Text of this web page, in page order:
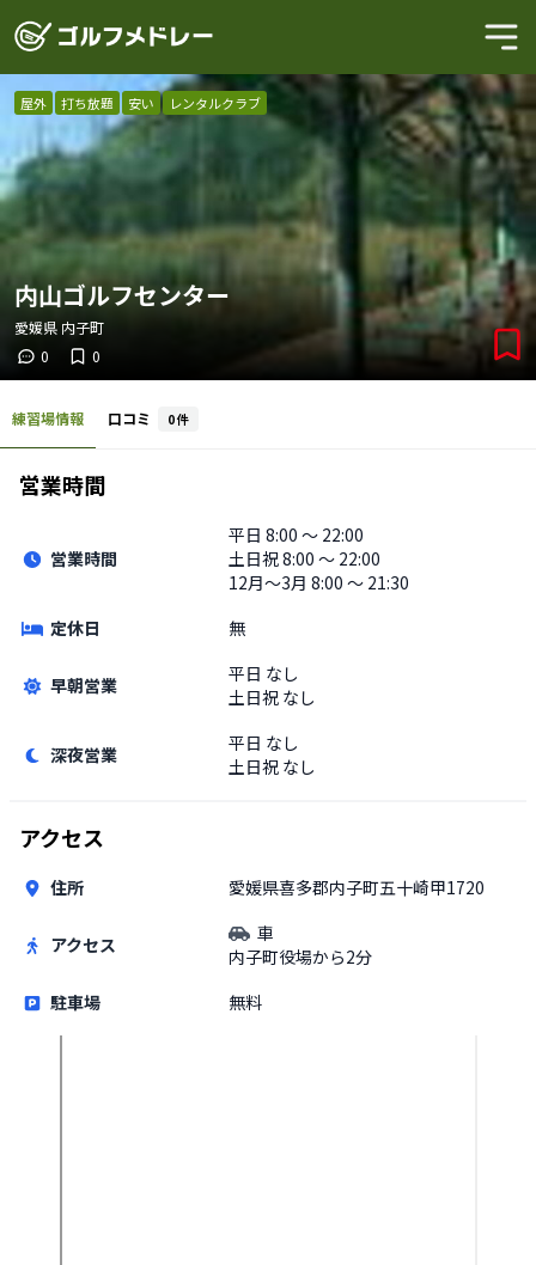
屋外 打ち放題 安い レンタルクラブ
内山ゴルフセンター
愛媛県 内子町
0
0
練習場情報 口コミ 0件
営業時間
営業時間
平日 8:00 〜 22:00
土日祝8:00 〜 22:00
12月〜3月 8:00 〜 21:30
定休日
無
早朝営業 平日 なし
土日祝 なし
深夜営業 平日 なし
土日祝 なし
アクセス
住所 愛媛県喜多郡内子町五十崎甲1720
アクセス
車
内子町役場から2分
駐車場
無料